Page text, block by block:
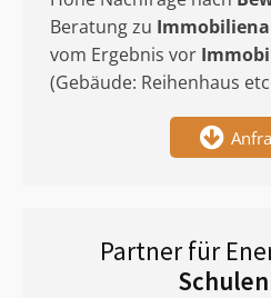
Beratung zu
vom Ergebnis vor
(Gebäude: Reihenhaus
Partner für